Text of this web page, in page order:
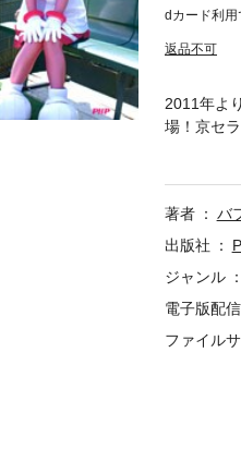
dカード利
返品不可
2011年よ
場！京セ
で遊ぶ…
んの内容
ンでない
著者
バ
出版社
ジャンル
電子版配
ファイル